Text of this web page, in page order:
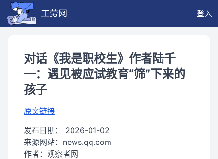
工劳网 登入
对话《我是职校生》作者陆千
一：遇见被应试教育“筛”下来的
孩子
原文链接
发布日期： 2026-01-02
来源网站： news.qq.com
作者： 观察者网